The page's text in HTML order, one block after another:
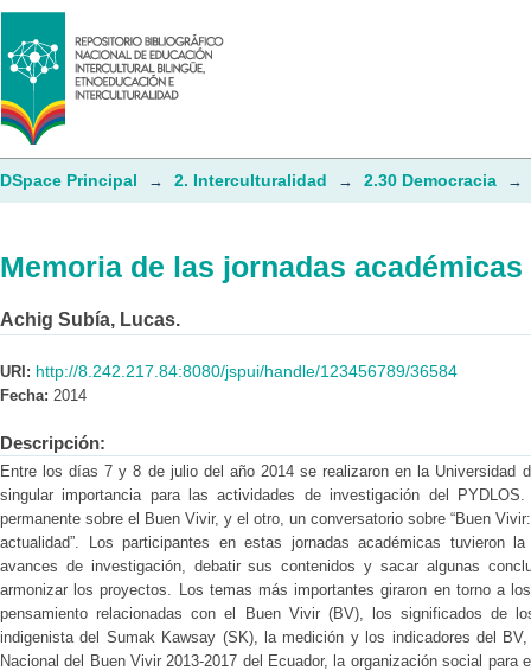
Memoria de las jornadas
DSpace Principal → 2. Interculturalidad → 2.30 Democracia →
Memoria de las jornadas
Achig Subía, Lucas.
URI: http://8.242.217.84:8080/jspui/handle/123456789/36584
Fecha: 2014
Descripción:
Entre los días 7 y 8 de julio del año 2014 se realizaron en la Universidad
singular importancia para las actividades de investigación del
permanente sobre el Buen Vivir, y el otro, un conversatorio sobre “Buen
actualidad”. Los participantes en estas jornadas académicas tuvieron
avances de investigación, debatir sus contenidos y sacar algunas
armonizar los proyectos. Los temas más importantes giraron en torno a
pensamiento relacionadas con el Buen Vivir (BV), los significados de
indigenista del Sumak Kawsay (SK), la medición y los indicadores del
Nacional del Buen Vivir 2013-2017 del Ecuador, la organización social